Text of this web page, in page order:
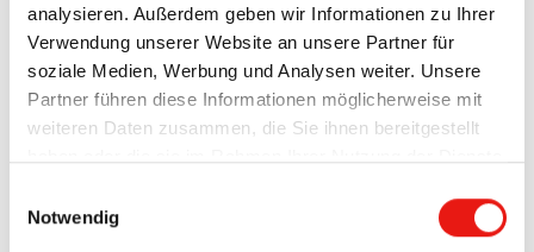
analysieren. Außerdem geben wir Informationen zu Ihrer
Verwendung unserer Website an unsere Partner für
soziale Medien, Werbung und Analysen weiter. Unsere
Partner führen diese Informationen möglicherweise mit
weiteren Daten zusammen, die Sie ihnen bereitgestellt
Impressum
Notwendig
Service bedeutet bei HAHN
Lamellen vor allem Kompetenz und
Kontinuität
begleiten Architekten, Fensterbauer und Bauherren
durch alle Phasen eines Projekts. Mit langjähriger